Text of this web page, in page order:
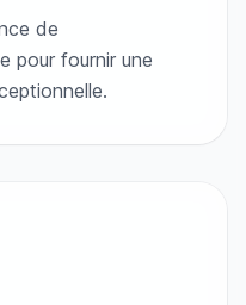
de
pour fournir une